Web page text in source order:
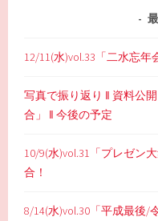
12/11(水)vol.33「二水忘年
写真で振り返り ‖ 資料公
合」 ‖ 今後の予定
10/9(水)vol.31「プレゼン
合！
8/14(水)vol.30「平成最後/